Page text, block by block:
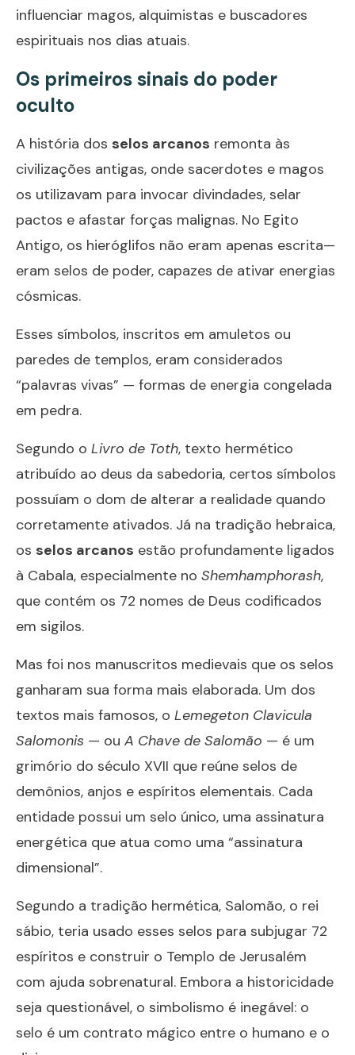
influenciar magos, alquimistas e buscadores
espirituais nos dias atuais.
Os primeiros sinais do poder
oculto
A história dos selos arcanos remonta às
civilizações antigas, onde sacerdotes e magos
os utilizavam para invocar divindades, selar
pactos e afastar forças malignas. No Egito
Antigo, os hieróglifos não eram apenas escrita—
eram selos de poder, capazes de ativar energias
cósmicas.
Esses símbolos, inscritos em amuletos ou
paredes de templos, eram considerados
“palavras vivas” — formas de energia congelada
em pedra.
Segundo o Livro de Toth, texto hermético
atribuído ao deus da sabedoria, certos símbolos
possuíam o dom de alterar a realidade quando
corretamente ativados. Já na tradição hebraica,
os selos arcanos estão profundamente ligados
à Cabala, especialmente no Shemhamphorash,
que contém os 72 nomes de Deus codificados
em sigilos.
Mas foi nos manuscritos medievais que os selos
ganharam sua forma mais elaborada. Um dos
textos mais famosos, o Lemegeton Clavicula
Salomonis — ou A Chave de Salomão — é um
grimório do século XVII que reúne selos de
demônios, anjos e espíritos elementais. Cada
entidade possui um selo único, uma assinatura
energética que atua como uma “assinatura
dimensional”.
Segundo a tradição hermética, Salomão, o rei
sábio, teria usado esses selos para subjugar 72
espíritos e construir o Templo de Jerusalém
com ajuda sobrenatural. Embora a historicidade
seja questionável, o simbolismo é inegável: o
selo é um contrato mágico entre o humano e o